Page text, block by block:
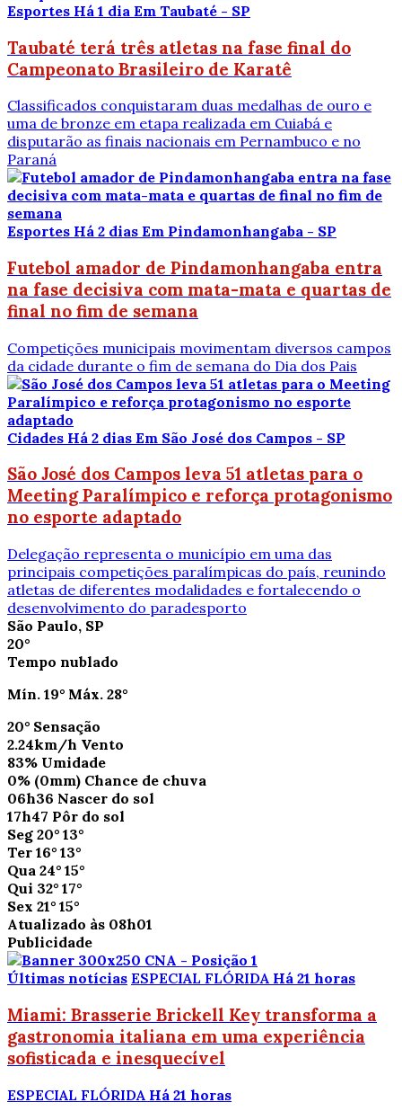
Esportes Há 1 dia Em Taubaté - SP
Taubaté terá três atletas na fase final do
Campeonato Brasileiro de Karatê
Classificados conquistaram duas medalhas de ouro e
uma de bronze em etapa realizada em Cuiabá e
disputarão as finais nacionais em Pernambuco e no
Paraná
Esportes Há 2 dias Em Pindamonhangaba - SP
Futebol amador de Pindamonhangaba entra
na fase decisiva com mata-mata e quartas de
final no fim de semana
Competições municipais movimentam diversos campos
da cidade durante o fim de semana do Dia dos Pais
Cidades Há 2 dias Em São José dos Campos - SP
São José dos Campos leva 51 atletas para o
Meeting Paralímpico e reforça protagonismo
no esporte adaptado
Delegação representa o município em uma das
principais competições paralímpicas do país, reunindo
atletas de diferentes modalidades e fortalecendo o
desenvolvimento do paradesporto
São Paulo, SP
20°
Tempo nublado
Mín. 19° Máx. 28°
20° Sensação
2.24km/h Vento
83% Umidade
0% (0mm) Chance de chuva
06h36 Nascer do sol
17h47 Pôr do sol
Seg 20° 13°
Ter 16° 13°
Qua 24° 15°
Qui 32° 17°
Sex 21° 15°
Atualizado às 08h01
Publicidade
Últimas notícias ESPECIAL FLÓRIDA Há 21 horas
Miami: Brasserie Brickell Key transforma a
gastronomia italiana em uma experiência
sofisticada e inesquecível
ESPECIAL FLÓRIDA Há 21 horas